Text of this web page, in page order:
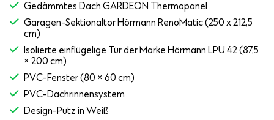
Gedämmtes Dach GARDEON Thermopanel
Garagen-Sektionaltor Hörmann RenoMatic (250 x 212,5
cm)
Isolierte einflügelige Tür der Marke Hörmann LPU 42 (87,5
× 200 cm)
PVC-Fenster (80 × 60 cm)
PVC-Dachrinnensystem
Design-Putz in Weiß